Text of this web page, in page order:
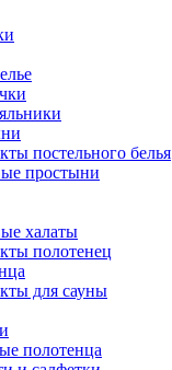
постельного белья
простыни
халаты
полотенец
для сауны
полотенца